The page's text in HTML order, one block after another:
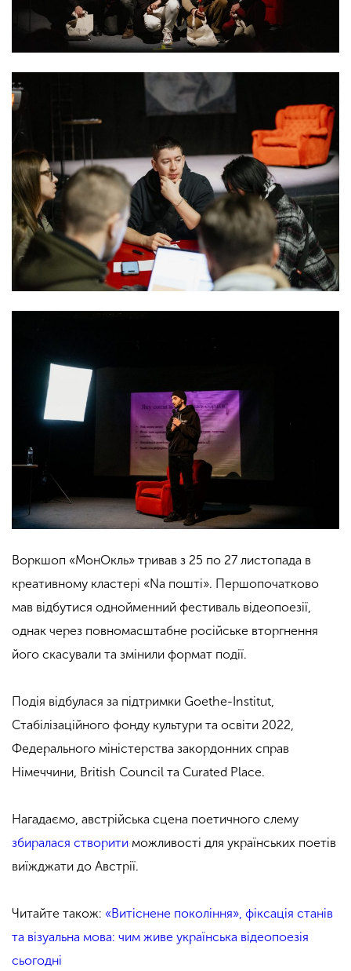
Воркшоп «МонОкль» тривав з 25 по 27 листопада в
креативному кластері «Na пошті». Першопочатково
мав відбутися однойменний фестиваль відеопоезії,
однак через повномасштабне російське вторгнення
його скасували та змінили формат події.
Подія відбулася за підтримки Goethe-Institut,
Стабілізаційного фонду культури та освіти 2022,
Федерального міністерства закордонних справ
Німеччини, British Council та Curated Place.
Нагадаємо, австрійська сцена поетичного слему
збиралася створити можливості для українських поетів
виїжджати до Австрії.
Читайте також: «Витіснене покоління», фіксація станів
та візуальна мова: чим живе українська відеопоезія
сьогодні